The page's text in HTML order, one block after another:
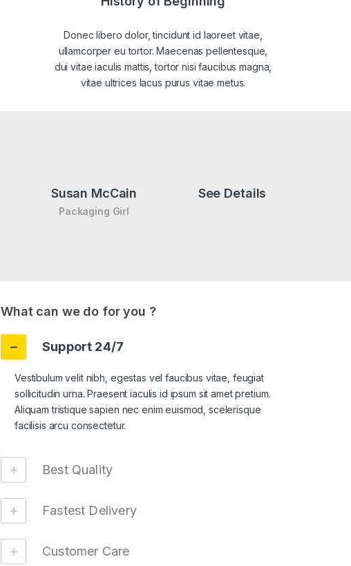
Donec libero dolor, tincidunt id laoreet vitae,
ullamcorper eu tortor. Maecenas pellentesque,
dui vitae iaculis mattis, tortor nisi faucibus magna,
vitae ultrices lacus purus vitae metus.
Susan McCain
Packaging Girl
See Details
What can we do for you ?
Support 24/7
Vestibulum velit nibh, egestas vel faucibus vitae, feugiat
sollicitudin urna. Praesent iaculis id ipsum sit amet pretium.
Aliquam tristique sapien nec enim euismod, scelerisque
facilisis arcu consectetur.
Best Quality
Fastest Delivery
Customer Care